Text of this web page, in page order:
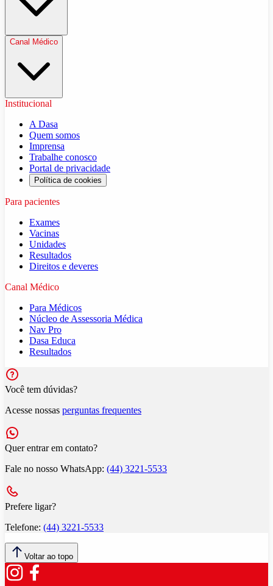
Canal Médico
Institucional
A Dasa
Quem somos
Imprensa
Trabalhe conosco
Portal de privacidade
Política de cookies
Para pacientes
Exames
Vacinas
Unidades
Resultados
Direitos e deveres
Canal Médico
Para Médicos
Núcleo de Assessoria Médica
Nav Pro
Dasa Educa
Resultados
Você tem dúvidas?
Acesse nossas perguntas frequentes
Quer entrar em contato?
Fale no nosso WhatsApp: (44) 3221-5533
Prefere ligar?
Telefone: (44) 3221-5533
Voltar ao topo